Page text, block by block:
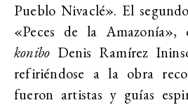
Pueblo Nivaclé». El
«Peces de la
konibo Denis Ramírez
refiriéndose a la obra
fueron artistas y guías